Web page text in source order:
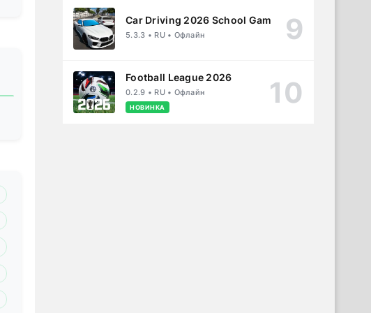
Car Driving 2026 School Game
5.3.3 • RU • Офлайн
Football League 2026
0.2.9 • RU • Офлайн
НОВИНКА